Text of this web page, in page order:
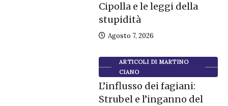
Cipolla e le leggi della
stupidità
Agosto 7, 2026
ARTICOLI DI MARTINO
CIANO
L’influsso dei fagiani:
Strubel e l’inganno del